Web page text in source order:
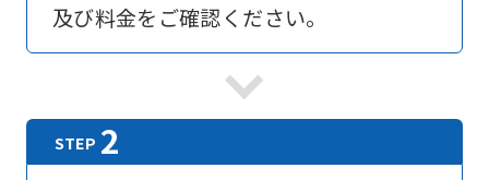
及び料金をご確認ください。